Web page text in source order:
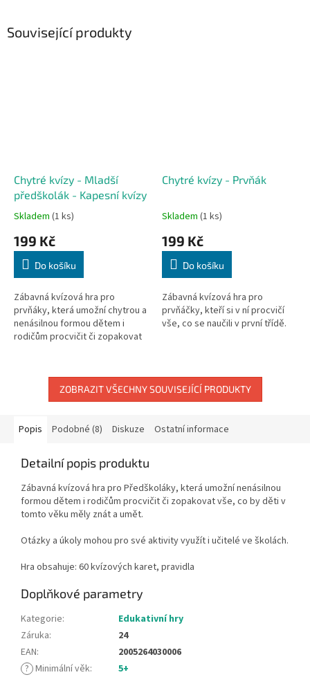
Související produkty
Chytré kvízy - Mladší
předškolák - Kapesní kvízy
Skladem (1 ks)
199 Kč
Do košíku
Zábavná kvízová hra pro
prvňáky, která umožní chytrou a
nenásilnou formou dětem i
rodičům procvičit či zopakovat
Chytré kvízy - Prvňák
Skladem (1 ks)
199 Kč
Do košíku
Zábavná kvízová hra pro
prvňáčky, kteří si v ní procvičí
vše, co se naučili v první třídě.
ZOBRAZIT VŠECHNY SOUVISEJÍCÍ PRODUKTY
Popis Podobné (8) Diskuze Ostatní informace
Detailní popis produktu
Zábavná kvízová hra pro Předškoláky, která umožní nenásilnou
formou dětem i rodičům procvičit či zopakovat vše, co by děti v
tomto věku měly znát a umět.
Otázky a úkoly mohou pro své aktivity využít i učitelé ve školách.
Hra obsahuje: 60 kvízových karet, pravidla
Doplňkové parametry
Kategorie:
Edukativní hry
Záruka:
24
EAN:
2005264030006
? Minimální věk:
5+